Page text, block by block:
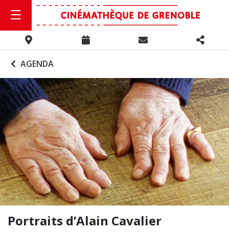
AGENDA
Portraits d’Alain Cavalier